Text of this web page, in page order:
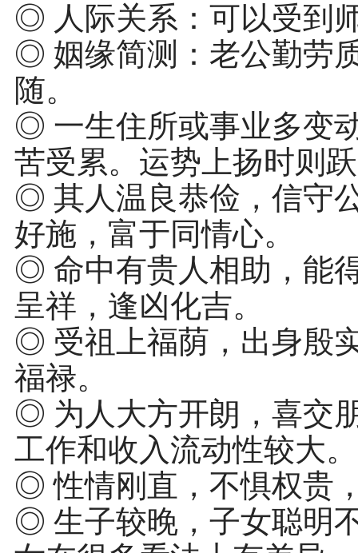
◎ 人际关系：可以受到
◎ 姻缘简测：老公勤劳
随。
◎ 一生住所或事业多变
苦受累。运势上扬时则
◎ 其人温良恭俭，信守
好施，富于同情心。
◎ 命中有贵人相助，能
呈祥，逢凶化吉。
◎ 受祖上福荫，出身殷
福禄。
◎ 为人大方开朗，喜交
工作和收入流动性较大。
◎ 性情刚直，不惧权贵
◎ 生子较晚，子女聪明